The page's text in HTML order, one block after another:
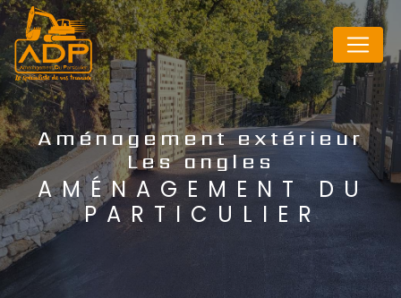
Aménagement extérieur
Les angles
AMÉNAGEMENT DU
PARTICULIER
Panneau de gestion des cookies